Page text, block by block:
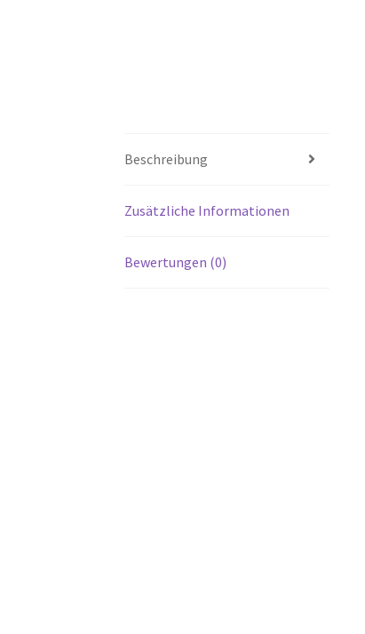
Beschreibung
Zusätzliche Informationen
Bewertungen (0)